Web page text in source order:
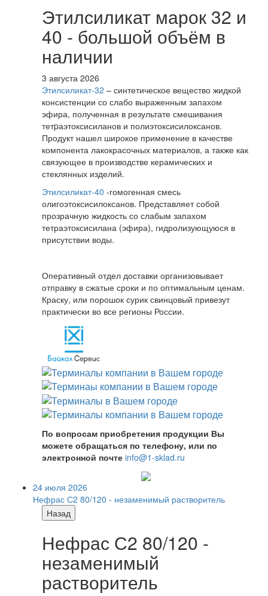
Этилсиликат марок 32 и
40 - большой объём в
наличии
3 августа 2026
Этилсиликат-32 – синтетическое вещество жидкой
консистенции со слабо выраженным запахом
эфира, полученная в результате смешивания
тетpаэтоксисиланов и полиэтоксисилоксанов.
Продукт нашел широкое применение в качестве
компонента лакокрасочных материалов, а также как
связующее в производстве керамических и
стеклянных изделий.
Этилсиликат-40 -гомогенная смесь
олигоэтоксисилоксанов. Представляет собой
прозрачную жидкость со слабым запахом
тетраэтоксисилана (эфира), гидролизующуюся в
присутствии воды.
Оперативный отдел доставки организовывает
отправку в сжатые сроки и по оптимальным ценам.
Краску, или порошок сурик свинцовый привезут
практически во все регионы России.
По вопросам приобретения продукции Вы
можете обращаться по телефону, или по
электронной почте info@1-sklad.ru
24 июля 2026
Нефрас С2 80/120 - незаменимый растворитель
Назад
Нефрас С2 80/120 -
незаменимый
растворитель